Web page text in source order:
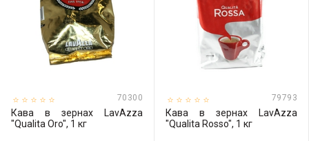
70300
Кава в зернах LavAzza
"Qualita Oro", 1 кг
79793
Кава в зернах LavAzza
"Qualita Rosso", 1 кг